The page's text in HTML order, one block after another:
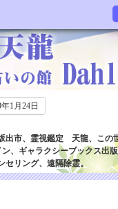
1月24日
出市、霊視鑑定 天龍、こ
ン、ギャラクシーブックス出
セリング、遠隔除霊。